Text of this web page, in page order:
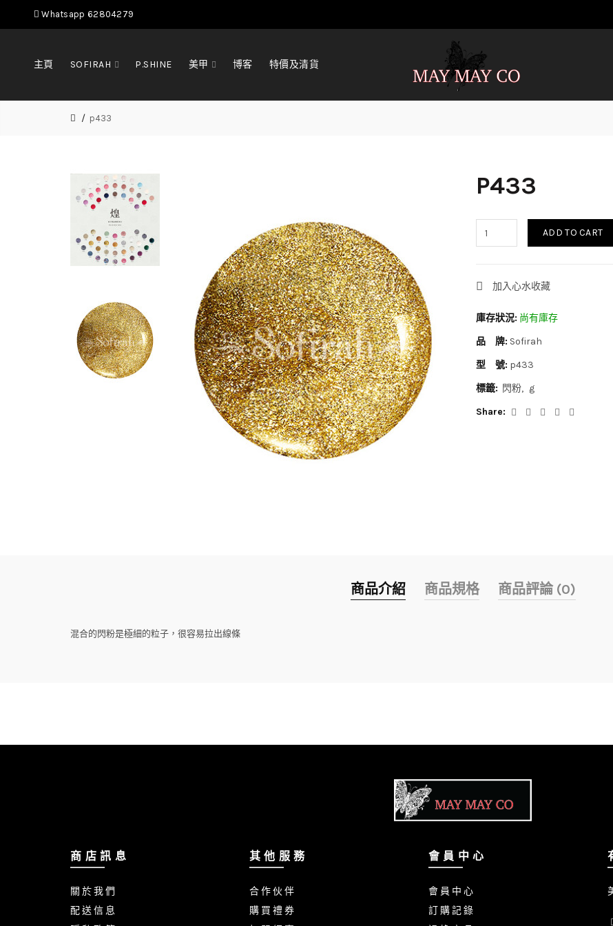
Whatsapp 62804279
主頁 SOFIRAH P.SHINE 美甲 博客 特價及清貨
p433
P433
ADD TO CART
加入心水收藏
庫存狀況: 尚有庫存
品 牌: Sofirah
型 號: p433
標籤: 閃粉
g
Share:
商品介紹 商品規格 商品評論 (0)
混合的閃粉是極細的粒子，很容易拉出線條
商 店 訊 息
關 於 我 們
配 送 信 息
其 他 服 務
合 作 伙 伴
購 買 禮 券
會 員 中 心
會 員 中 心
訂 購 記 錄